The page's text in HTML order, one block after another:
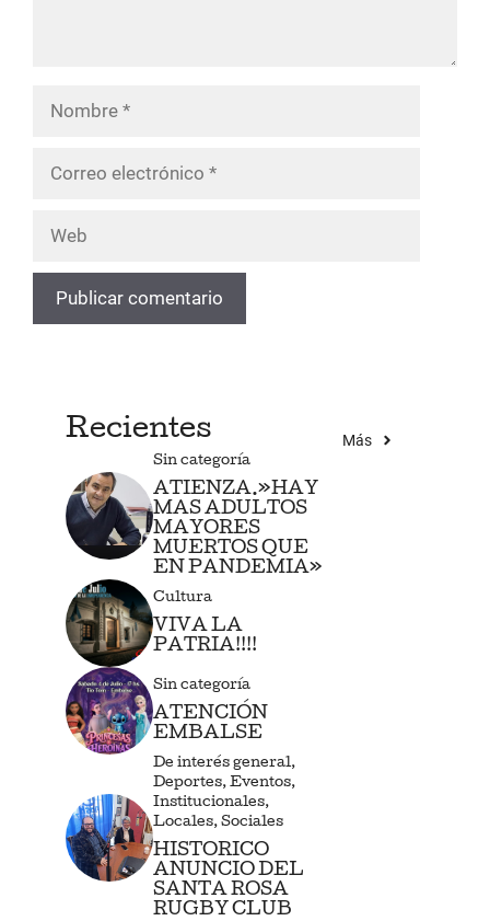
electrónico
Recientes Más
Sin categoría
ATIENZA.»HAY
MAS ADULTOS
MAYORES
MUERTOS QUE
EN PANDEMIA»
Cultura
VIVA LA
PATRIA!!!!
Sin categoría
ATENCIÓN
EMBALSE
De interés general,
Deportes, Eventos,
Institucionales,
Locales, Sociales
HISTORICO
ANUNCIO DEL
SANTA ROSA
RUGBY CLUB